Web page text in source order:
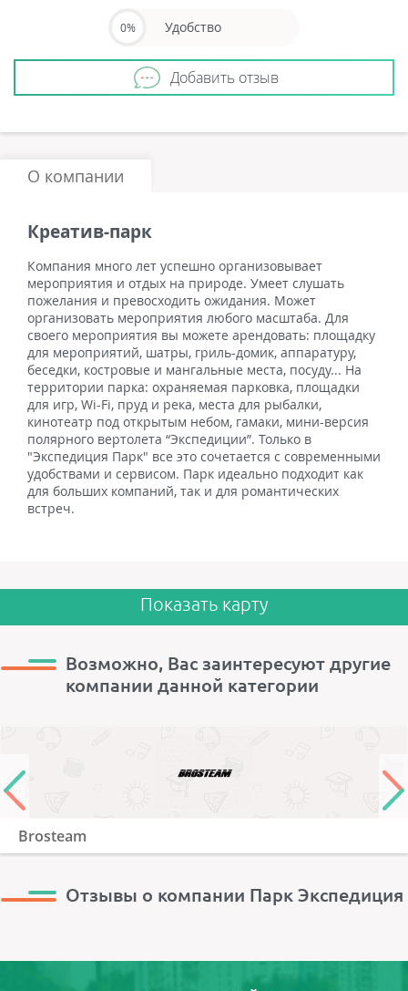
0% Удобство
Добавить отзыв
О компании
Креатив-парк
Компания много лет успешно организовывает
мероприятия и отдых на природе. Умеет слушать
пожелания и превосходить ожидания. Может
организовать мероприятия любого масштаба. Для
своего мероприятия вы можете арендовать: площадку
для мероприятий, шатры, гриль-домик, аппаратуру,
беседки, костровые и мангальные места, посуду... На
территории парка: охраняемая парковка, площадки
для игр, Wi-Fi, пруд и река, места для рыбалки,
кинотеатр под открытым небом, гамаки, мини-версия
полярного вертолета “Экспедиции”. Только в
"Экспедиция Парк" все это сочетается с современными
удобствами и сервисом. Парк идеально подходит как
для больших компаний, так и для романтических
встреч.
Показать карту
Возможно, Вас заинтересуют другие
компании данной категории
Brosteam
Отзывы о компании Парк Экспедиция